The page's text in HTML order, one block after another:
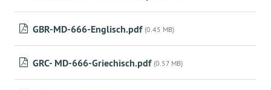
GBR-MD-666-Englisch.pdf (0.45 MB)
GRC- MD-666-Griechisch.pdf (0.57 MB)